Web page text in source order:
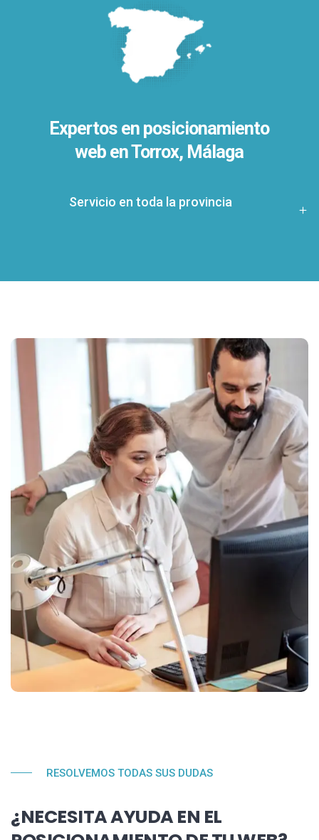
Expertos en posicionamiento
web en Torrox, Málaga
Servicio en toda la provincia
RESOLVEMOS TODAS SUS DUDAS
¿NECESITA AYUDA EN EL